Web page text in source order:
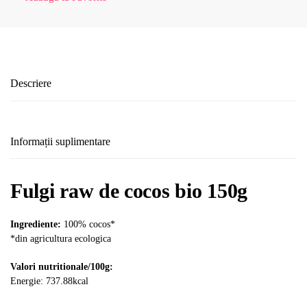
Descriere
Informații suplimentare
Fulgi raw de cocos bio 150g
Ingrediente: 100% cocos*
*din agricultura ecologica
Valori nutritionale/100g:
Energie: 737.88kcal